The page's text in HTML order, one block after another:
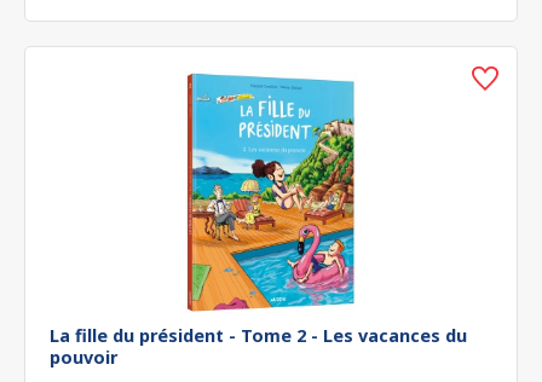
La fille du président - Tome 2 - Les vacances du
pouvoir